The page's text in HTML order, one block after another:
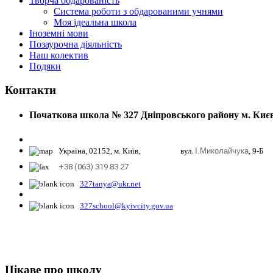
Система роботи з обдарованими учнями
Моя ідеальна школа
Іноземні мови
Позаурочна діяльність
Наш колектив
Подяки
Контакти
Початкова школа № 327 Дніпровського району м.
Україна, 02152, м. Київ, вул. І.Миколайчука , 9-Б
+38 (063) 319 83 27
327tanya@ukr.net
327school@kyivcity.gov.ua
Цікаве про школу